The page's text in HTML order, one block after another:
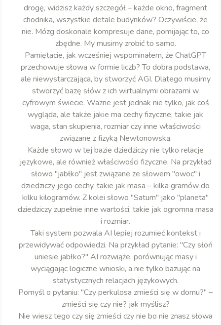
drogę, widzisz każdy szczegół – każde okno, fragment
chodnika, wszystkie detale budynków? Oczywiście, że
nie. Mózg doskonale kompresuje dane, pomijając to, co
zbędne. My musimy zrobić to samo.
Pamiętacie, jak wcześniej wspominałem, że ChatGPT
przechowuje słowa w formie liczb? To dobra podstawa,
ale niewystarczająca, by stworzyć AGI. Dlatego musimy
stworzyć bazę słów z ich wirtualnymi obrazami w
cyfrowym świecie. Ważne jest jednak nie tylko, jak coś
wygląda, ale także jakie ma cechy fizyczne, takie jak
waga, stan skupienia, rozmiar czy inne właściwości
związane z fizyką Newtonowską.
Każde słowo w tej bazie dziedziczy nie tylko relacje
językowe, ale również właściwości fizyczne. Na przykład
słowo "jabłko" jest związane ze słowem "owoc" i
dziedziczy jego cechy, takie jak masa – kilka gramów do
kilku kilogramów. Z kolei słowo "Saturn" jako "planeta"
dziedziczy zupełnie inne wartości, takie jak ogromna masa
i rozmiar.
Taki system pozwala AI lepiej rozumieć kontekst i
przewidywać odpowiedzi. Na przykład pytanie: "Czy słoń
uniesie jabłko?" AI rozwiąże, porównując masy i
wyciągając logiczne wnioski, a nie tylko bazując na
statystycznych relacjach językowych.
Pomyśl o pytaniu: "Czy perkulosa zmieści się w domu?" –
zmieści się czy nie? jak myślisz?
Nie wiesz tego czy się zmieści czy nie bo nie znasz słowa